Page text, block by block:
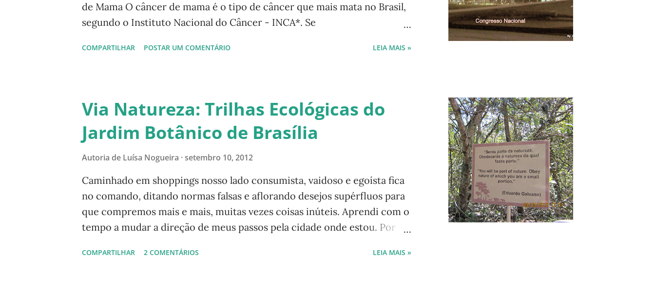
de Mama O câncer de mama é o tipo de câncer que mais mata no Brasil,
segundo o Instituto Nacional do Câncer - INCA*. Se
alerta das campanhas, principalmente destas de outubro. Outubro rosa
diagnóstico precoce, hoje posso contar minha experiência. Confira logo
abaixo. Veja a atualização sobre a incidência de câncer de mama no
Brasil, no final deste post. Como percebi um câncer de mama Uma
qualquer pessoa faria, imediatamente levei minha mão ao local, sentindo
um caroço. Às pressas marquei uma consulta. No di...
COMPARTILHAR POSTAR UM COMENTÁRIO LEIA MAIS »
Via Natureza: Trilhas Ecológicas do
Jardim Botânico de Brasília
Autoria de Luísa Nogueira setembro 10, 2012
Caminhado em shoppings nosso lado consumista, vaidoso e egoísta fica
no comando, ditando normas falsas e aflorando desejos supérfluos para
que compremos mais e mais, muitas vezes coisas inúteis. Aprendi com o
tempo a mudar a direção de meus passos pela cidade onde estou. Por
exclusivamente o aumento de seu poder econômico? Bem melhor é
COMPARTILHAR 2 COMENTÁRIOS LEIA MAIS »